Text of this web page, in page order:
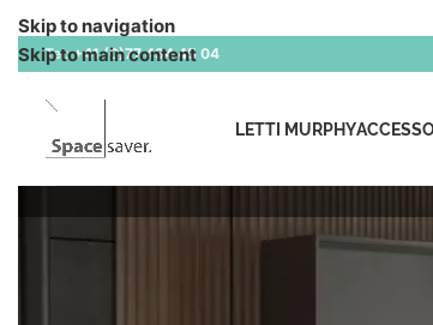
Skip to navigation
Skip to main content
Tel:+41 (0)77 434 45 04
LETTI MURPHY